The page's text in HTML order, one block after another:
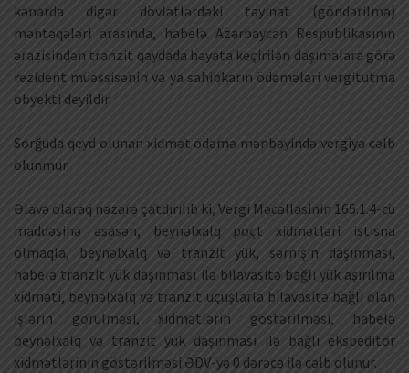
kənarda digər dövlətlərdəki təyinat (göndərilmə)
məntəqələri arasında, habelə Azərbaycan Respublikasının
ərazisindən tranzit qaydada həyata keçirilən daşımalara görə
rezident müəssisənin və ya sahibkarın ödəmələri vergitutma
obyekti deyildir.
Sorğuda qeyd olunan xidmət ödəmə mənbəyində vergiyə cəlb
olunmur.
Əlavə olaraq nəzərə çatdırılıb ki, Vergi Məcəlləsinin 165.1.4-cü
maddəsinə əsasən, beynəlxalq poçt xidmətləri istisna
olmaqla, beynəlxalq və tranzit yük, sərnişin daşınması,
habelə tranzit yük daşınması ilə bilavasitə bağlı yük aşırılma
xidməti, beynəlxalq və tranzit uçuşlarla bilavasitə bağlı olan
işlərin görülməsi, xidmətlərin göstərilməsi, habelə
beynəlxalq və tranzit yük daşınması ilə bağlı ekspeditor
xidmətlərinin göstərilməsi ƏDV-yə 0 dərəcə ilə cəlb olunur.